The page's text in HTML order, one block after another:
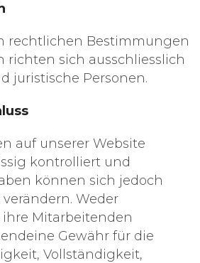
rechtlichen Bestimmungen
richten sich ausschliesslich
juristische Personen.
auf unserer Website
kontrolliert und
können sich jedoch
Weder
Mitarbeitenden
Gewähr für die
Vollständigkeit,